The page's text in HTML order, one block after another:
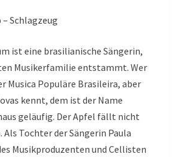
Schlagzeug
ist eine brasilianische Sängerin,
Musikerfamilie entstammt. Wer
Musica Populäre Brasileira, aber
kennt, dem ist der Name
geläufig. Der Apfel fällt nicht
Tochter der Sängerin Paula
Musikproduzenten und Cellisten